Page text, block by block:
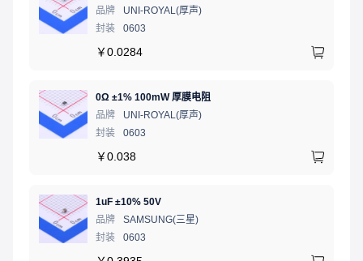
品牌
UNI-ROYAL(厚声)
封装
0603
￥0.0284
0Ω ±1% 100mW 厚膜电阻
品牌
UNI-ROYAL(厚声)
封装
0603
￥0.038
1uF ±10% 50V
品牌
SAMSUNG(三星)
封装
0603